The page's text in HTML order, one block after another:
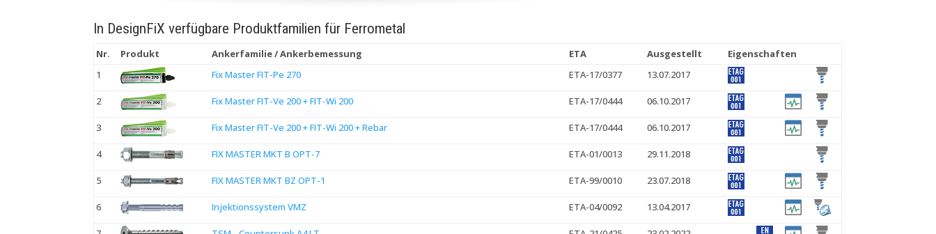
In DesignFiX verfügbare Produktfamilien für Ferrometal
Nr. Produkt Ankerfamilie / Ankerbemessung ETA Ausgestellt
Eigenschaften
1
Fix Master FIT-Pe 270 ETA-17/0377 13.07.2017
2 Fix Master FIT-Ve 200 + FIT-Wi 200 ETA-17/0444 06.10.2017
3 Fix Master FIT-Ve 200 + FIT-Wi 200 + Rebar ETA-17/0444 06.10.2017
4 FIX MASTER MKT B OPT-7 ETA-01/0013 29.11.2018
5 FIX MASTER MKT BZ OPT-1 ETA-99/0010 23.07.2018
6 Injektionssystem VMZ ETA-04/0092 13.04.2017